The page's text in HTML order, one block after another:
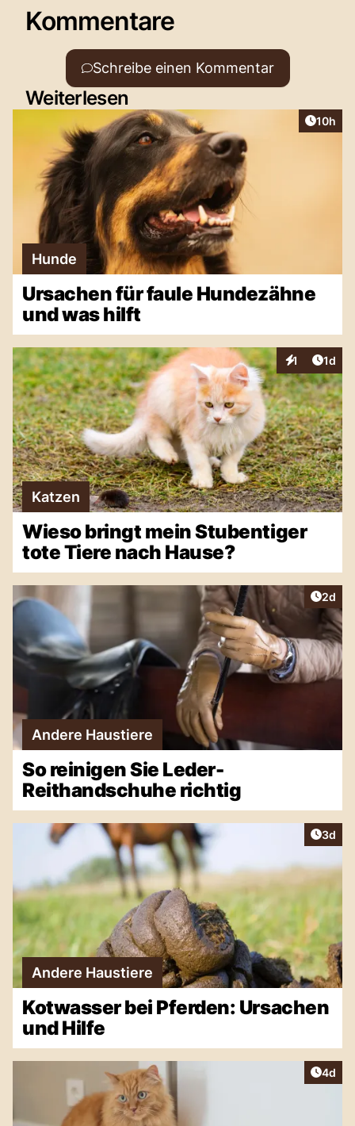
Kommentare
Schreibe einen Kommentar
Weiterlesen
Artikel
10h
Hunde
Ursachen für faule Hundezähne
und was hilft
1
Interaktionen
1d
Katzen
Wieso bringt mein Stubentiger
tote Tiere nach Hause?
2d
Andere Haustiere
So reinigen Sie Leder-
Reithandschuhe richtig
3d
Andere Haustiere
Kotwasser bei Pferden: Ursachen
und Hilfe
4d